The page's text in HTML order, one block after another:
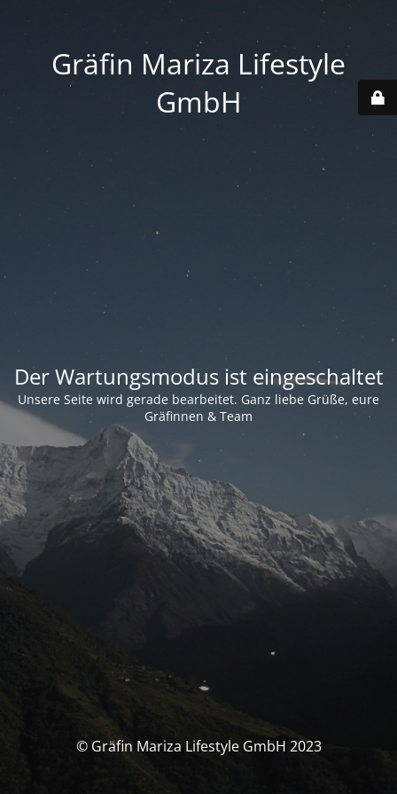
Gräfin Mariza Lifestyle
GmbH
Der Wartungsmodus ist eingeschaltet
Unsere Seite wird gerade bearbeitet. Ganz liebe Grüße, eure
Gräfinnen & Team
© Gräfin Mariza Lifestyle GmbH 2023